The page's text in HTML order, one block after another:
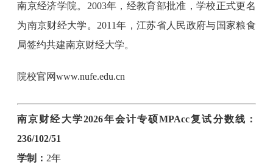
南京经济学院。2003年，经教育部批准，学校正式更名
为南京财经大学。2011年，江苏省人民政府与国家粮食
局签约共建南京财经大学。
院校官网www.nufe.edu.cn
南京财经大学2026年会计专硕MPAcc复试分数线：
236/102/51
学制： 2年